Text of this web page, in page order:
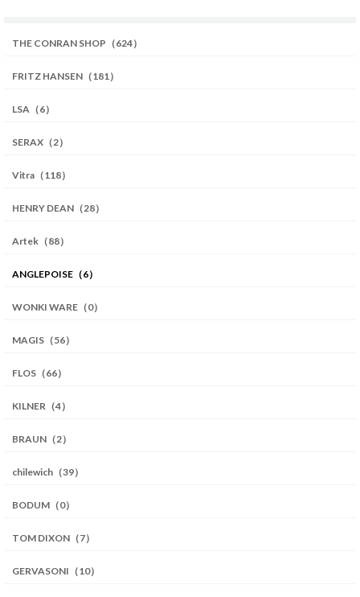
THE CONRAN SHOP（624）
FRITZ HANSEN（181）
LSA（6）
SERAX（2）
Vitra（118）
HENRY DEAN（28）
Artek（88）
ANGLEPOISE（6）
WONKI WARE（0）
MAGIS（56）
FLOS（66）
KILNER（4）
BRAUN（2）
chilewich（39）
BODUM（0）
TOM DIXON（7）
GERVASONI（10）